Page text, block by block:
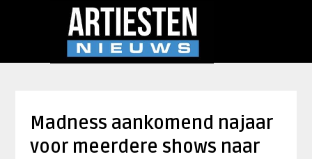
Madness aankomend najaar
voor meerdere shows naar